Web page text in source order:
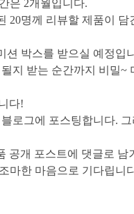
2개월입니다.
명께 리뷰할 제품이 담
박스를 받으실 예정입
받는 순간까지 비밀~
다!
그에 포스팅합니다. 그
공개 포스트에 댓글로
한 마음으로 기다립니